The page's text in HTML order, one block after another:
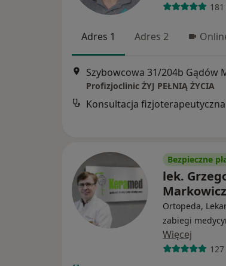
Adres 1 Adres 2
Profizjoclinic ŻYJ PEŁNIĄ ŻYCIA
Konsultacja fizjoterapeutyczna
Bezpieczne
lek.
Markowicz
Ortopeda,
zabiegi
Więcej